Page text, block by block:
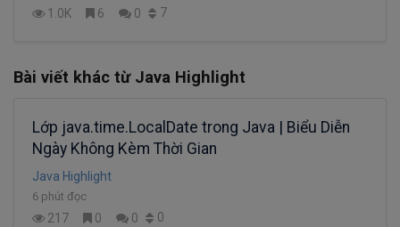
1.0K 6 0 7
Bài viết khác từ Java Highlight
Lớp java.time.LocalDate trong Java | Biểu Diễn
Ngày Không Kèm Thời Gian
Java Highlight
6 phút đọc
217 0 0 0